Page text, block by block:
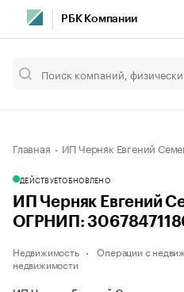
РБК Компании
Главная ИП Черняк Евгений
ДЕЙСТВУЕТОБНОВЛЕНО
ИП Черняк Евгений
ОГРНИП:
Недвижимость Операции с
недвижимости